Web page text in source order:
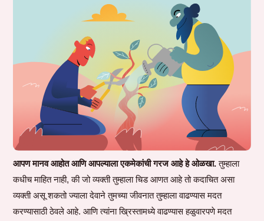
आपण मानव आहोत आणि आपल्याला एकमेकांची गरज आहे हे ओळखा.तुम्हाला
कधीच माहित नाही, की जो व्यक्ती तुम्हाला चिड आणत आहे तो कदाचित असा
व्यक्ती असू शकतो ज्याला देवाने तुमच्या जीवनात तुम्हाला वाढण्यास मदत
करण्यासाठी ठेवले आहे. आणि त्यांना ख्रिस्तामध्ये वाढण्यास हळुवारपणे मदत